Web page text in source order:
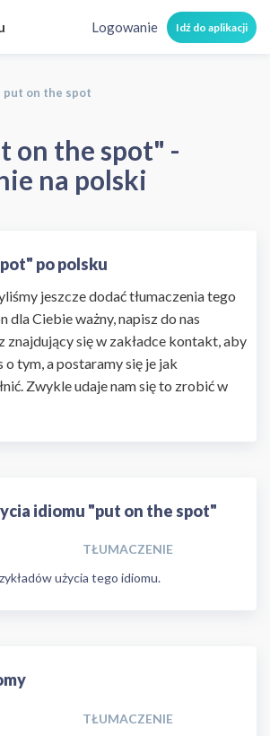
Logowanie Idź do aplikacji
put on the spot
on the spot" -
na polski
po polsku
jeszcze dodać tłumaczenia tego
dla Ciebie ważny, napisz do nas
się w zakładce kontakt, aby
tym, a postaramy się je jak
Zwykle udaje nam się to zrobić w
idiomu "put on the spot"
TŁUMACZENIE
użycia tego idiomu.
TŁUMACZENIE